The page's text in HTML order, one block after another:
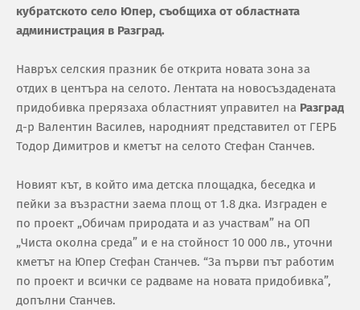
кубратското село Юпер, съобщиха от областната
администрация в Разград.
Навръх селския празник бе открита новата зона за
отдих в центъра на селото. Лентата на новосъздадената
придобивка прерязаха областният управител на Разград
д-р Валентин Василев, народният представител от ГЕРБ
Тодор Димитров и кметът на селото Стефан Станчев.
Новият кът, в който има детска площадка, беседка и
пейки за възрастни заема площ от 1.8 дка. Изграден е
по проект „Обичам природата и аз участвам” на ОП
„Чиста околна среда” и е на стойност 10 000 лв., уточни
кметът на Юпер Стефан Станчев. “За първи път работим
по проект и всички се радваме на новата придобивка”,
допълни Станчев.